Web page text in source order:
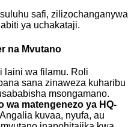
safi, zilizochanganywa
ya uchakataji.
na Mvutano
laini wa filamu. Roli
sana zinaweza kuharibu
msongamano.
wa matengenezo ya HQ-
kuvaa, nyufa, au